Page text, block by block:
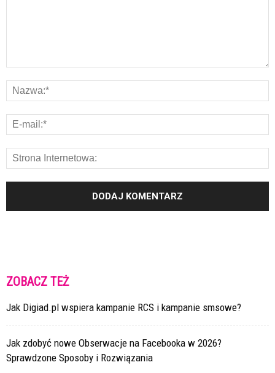
ZOBACZ TEŻ
Jak Digiad.pl wspiera kampanie RCS i kampanie smsowe?
Jak zdobyć nowe Obserwacje na Facebooka w 2026?
Sprawdzone Sposoby i Rozwiązania